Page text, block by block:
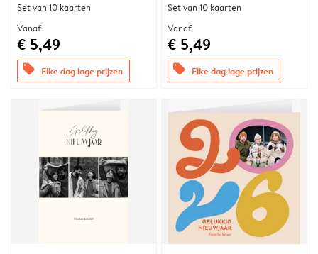
Set van 10 kaarten
Vanaf
€ 5,49
offers Elke dag lage prijzen
Set van 10 kaarten
Vanaf
€ 5,49
offers Elke dag lage prijzen